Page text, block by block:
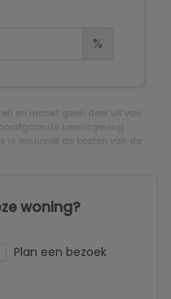
%
en maakt geen deel uit van
kennisgeving
is exclusief de kosten van de
woning?
Plan een bezoek